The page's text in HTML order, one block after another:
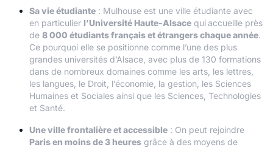
Sa vie étudiante : Mulhouse est une ville étudiante avec
en particulier l’Université Haute-Alsace quiaccueille près
de 8 000 étudiants français et étrangers chaque année.
Ce pourquoi elle se positionne comme l’une des plus
grandes universités d’Alsace, avec plus de 130 formations
dans de nombreux domaines comme les arts, les lettres,
les langues, le Droit, l’économie, la gestion, les Sciences
Humaines et Sociales ainsi que les Sciences, Technologies
et Santé.
Une ville frontalière et accessible : On peut rejoindre
Paris en moins de 3 heures grâce à des moyens de